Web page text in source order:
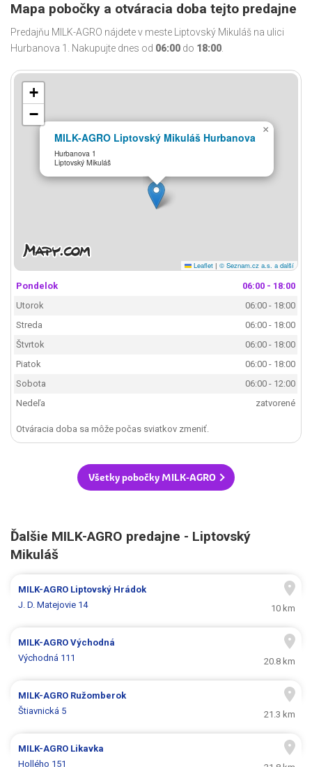
Mapa pobočky a otváracia doba tejto predajne
Predajňu MILK-AGRO nájdete v meste Liptovský Mikuláš na ulici
Hurbanova 1. Nakupujte dnes od 06:00 do 18:00
MILK-AGRO Liptovský Mikuláš Hurbanova
Hurbanova 1
Liptovský Mikuláš
×
+
−
Leaflet | © Seznam.cz a.s. a další
Pondelok
06:00 - 18:00
Utorok
06:00 - 18:00
Streda
06:00 - 18:00
Štvrtok
06:00 - 18:00
Piatok
06:00 - 18:00
Sobota
06:00 - 12:00
Nedeľa
zatvorené
Otváracia doba sa môže počas sviatkov zmeniť.
Všetky pobočky MILK-AGRO
Ďalšie MILK-AGRO predajne - Liptovský
Mikuláš
MILK-AGRO Liptovský Hrádok
J. D. Matejovie 14
10 km
MILK-AGROVýchodná
Východná 111
20.8 km
MILK-AGRO Ružomberok
Štiavnická 5
21.3 km
MILK-AGRO Likavka
Hollého 151